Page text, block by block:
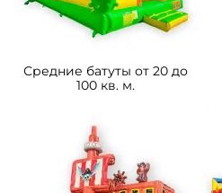
Средние батуты от 20 до
100 кв. м.